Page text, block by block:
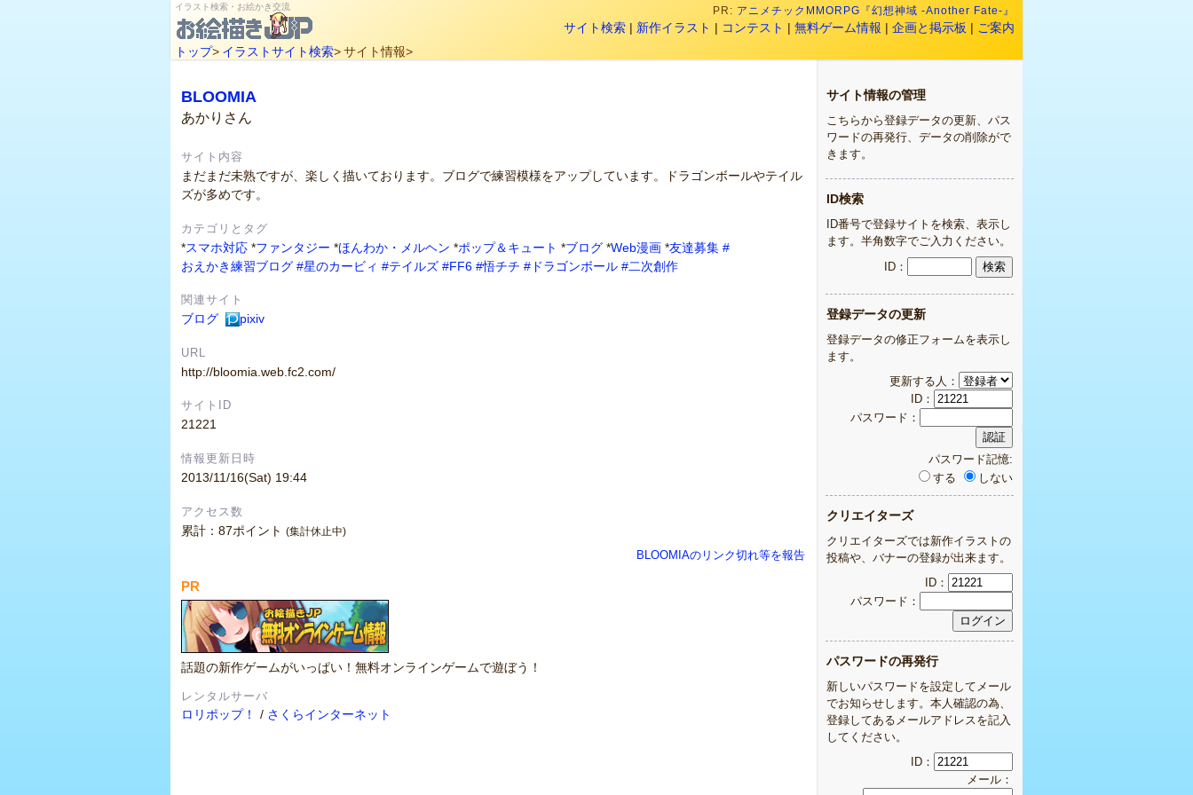
イラスト検索・お絵かき交流 PR: アニメチックMMORPG『幻想神域 -Another Fate-』
サイト検索 | 新作イラスト | コンテスト | 無料ゲーム情報 | 企画と掲示板 | ご案内
トップ> イラストサイト検索>サイト情報>
BLOOMIA
あかりさん
サイト内容
まだまだ未熟ですが、楽しく描いております。ブログで練習模様をアップしています。ドラゴンボールやテイル
ズが多めです。
カテゴリとタグ
*スマホ対応 *ファンタジー *ほんわか・メルヘン *ポップ＆キュート *ブログ *Web漫画 *友達募集 #
おえかき練習ブログ #星のカービィ #テイルズ #FF6 #悟チチ #ドラゴンボール #二次創作
関連サイト
ブログ pixiv
URL
http://bloomia.web.fc2.com/
サイトID
21221
情報更新日時
2013/11/16(Sat) 19:44
アクセス数
累計：87ポイント (集計休止中)
BLOOMIAのリンク切れ等を報告
PR
話題の新作ゲームがいっぱい！無料オンラインゲームで遊ぼう！
レンタルサーバ
ロリポップ！ / さくらインターネット
サイト情報の管理
こちらから登録データの更新、パス
ワードの再発行、データの削除がで
きます。
ID検索
ID番号で登録サイトを検索、表示し
ます。半角数字でご入力ください。
ID：
登録データの更新
登録データの修正フォームを表示し
ます。
更新する人：
ID：
パスワード：
パスワード記憶:
する
しない
クリエイターズ
クリエイターズでは新作イラストの
投稿や、バナーの登録が出来ます。
ID：
パスワード：
パスワードの再発行
新しいパスワードを設定してメール
でお知らせします。本人確認の為、
登録してあるメールアドレスを記入
してください。
ID：
メール：